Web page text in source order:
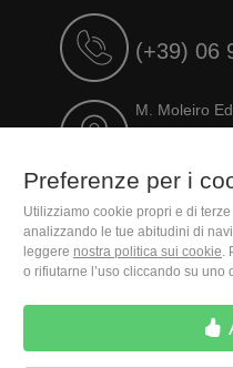
(+39) 06
M. Moleiro
Travesera
Preferenze per i
Utilizziamo cookie propri e di
analizzando le tue abitudini di
leggere nostra politica sui cookie.
o rifiutarne l’uso cliccando su uno